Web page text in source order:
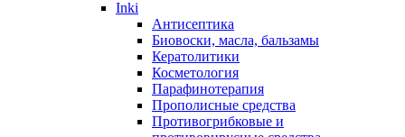
Inki
Антисептика
Биовоски, масла, бальзамы
Кератолитики
Косметология
Парафинотерапия
Прополисные средства
Противогрибковые и